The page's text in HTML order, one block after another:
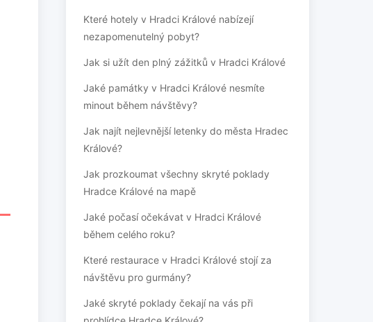
Které hotely v Hradci Králové nabízejí
nezapomenutelný pobyt?
Jak si užít den plný zážitků v Hradci Králové
Jaké památky v Hradci Králové nesmíte
minout během návštěvy?
Jak najít nejlevnější letenky do města Hradec
Králové?
Jak prozkoumat všechny skryté poklady
Hradce Králové na mapě
Jaké počasí očekávat v Hradci Králové
během celého roku?
Které restaurace v Hradci Králové stojí za
návštěvu pro gurmány?
Jaké skryté poklady čekají na vás při